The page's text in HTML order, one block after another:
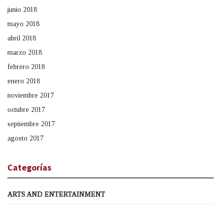
junio 2018
mayo 2018
abril 2018
marzo 2018
febrero 2018
enero 2018
noviembre 2017
octubre 2017
septiembre 2017
agosto 2017
Categorías
ARTS AND ENTERTAINMENT